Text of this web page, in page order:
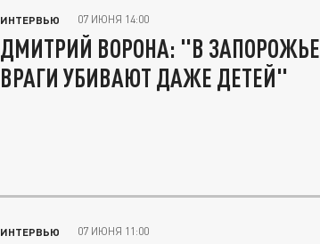
ИНТЕРВЬЮ 07 ИЮНЯ 14:00
ДМИТРИЙ ВОРОНА: "В ЗАПОРОЖЬЕ
ВРАГИ УБИВАЮТ ДАЖЕ ДЕТЕЙ"
ИНТЕРВЬЮ 07 ИЮНЯ 11:00